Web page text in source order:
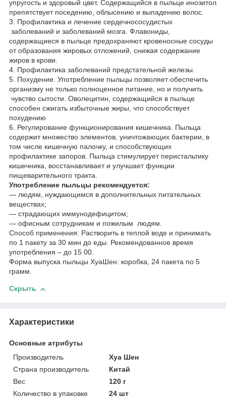
упругость и здоровый цвет. Содержащийся в пыльце инозитол
препятствует поседению, облысению и выпадению волос.
3. Профилактика и лечение сердечнососудистых
заболеваний и заболеваний мозга. Флавониды,
содержащиеся в пыльце предохраняют кровеносные сосуды
от образования жировых отложений, снижая содержание
жиров в крови.
4. Профилактика заболеваний предстательной железы.
5. Похудение. Употребление пыльцы позволяет обеспечить
организму не только полноценное питание, но и получить
чувство сытости. Оволецитин, содержащийся в пыльце
способен сжигать избыточные жиры, что способствует
похудению
6. Регулирование функционирования кишечника. Пыльца
содержит множество элементов, уничтожающих бактерии, в
том числе кишечную палочку, и способствующих
профилактике запоров. Пыльца стимулирует перистальтику
кишечника, восстанавливает и улучшает функции
пищеварительного тракта.
Употребление пыльцы рекомендуется:
― людям, нуждающимся в дополнительных питательных
веществах;
― страдающих иммунодефицитом;
― офисным сотрудникам и пожилым людям.
Способ применения: Растворить в теплой воде и принимать
по 1 пакету за 30 мин до еды. Рекомендованное время
употребления – до 15 00.
Форма выпуска пыльцы ХуаШен: коробка, 24 пакета по 5
грамм.
Скрыть
Характеристики
Основные атрибуты
Производитель
Хуа Шен
Страна производитель
Китай
Вес
120 г
Количество в упаковке
24 шт